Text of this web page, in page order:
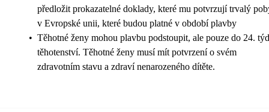
předložit prokazatelné doklady, které mu potvrzují trvalý
v Evropské unii, které budou platné v období plavby
• Těhotné ženy mohou plavbu podstoupit, ale pouze do 24.
těhotenství. Těhotné ženy musí mít potvrzení o svém
zdravotním stavu a zdraví nenarozeného dítěte.